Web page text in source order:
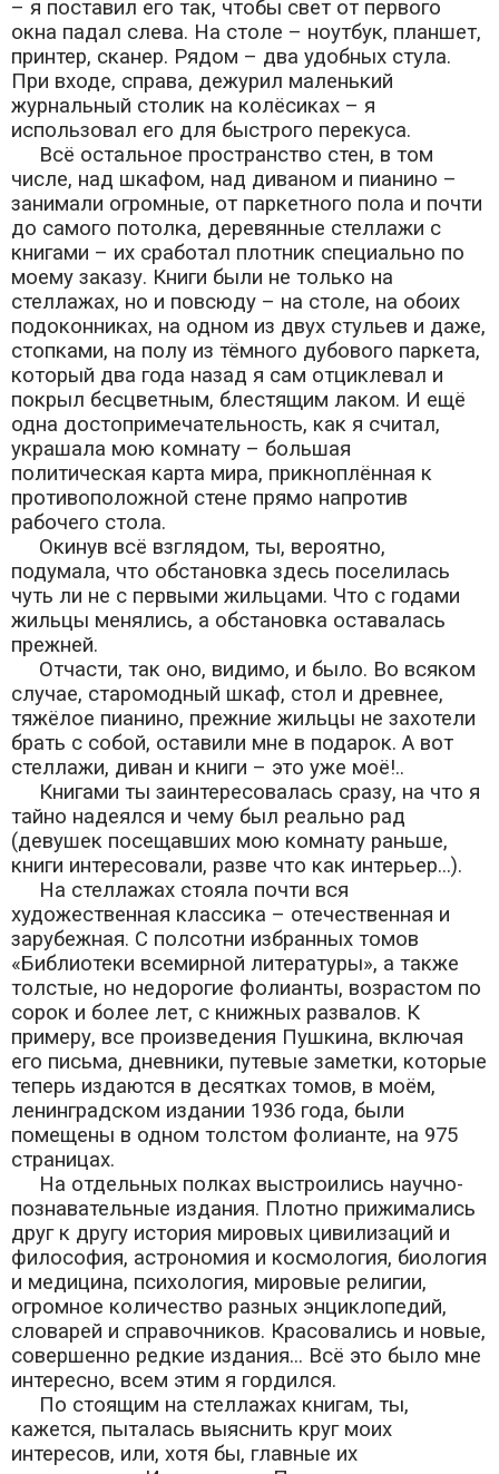
– я поставил его так, чтобы свет от первого
окна падал слева. На столе – ноутбук, планшет,
принтер, сканер. Рядом – два удобных стула.
При входе, справа, дежурил маленький
журнальный столик на колёсиках – я
использовал его для быстрого перекуса.
Всё остальное пространство стен, в том
числе, над шкафом, над диваном и пианино –
занимали огромные, от паркетного пола и почти
до самого потолка, деревянные стеллажи с
книгами – их сработал плотник специально по
моему заказу. Книги были не только на
стеллажах, но и повсюду – на столе, на обоих
подоконниках, на одном из двух стульев и даже,
стопками, на полу из тёмного дубового паркета,
который два года назад я сам отциклевал и
покрыл бесцветным, блестящим лаком. И ещё
одна достопримечательность, как я считал,
украшала мою комнату – большая
политическая карта мира, прикноплённая к
противоположной стене прямо напротив
рабочего стола.
Окинув всё взглядом, ты, вероятно,
подумала, что обстановка здесь поселилась
чуть ли не с первыми жильцами. Что с годами
жильцы менялись, а обстановка оставалась
прежней.
Отчасти, так оно, видимо, и было. Во всяком
случае, старомодный шкаф, стол и древнее,
тяжёлое пианино, прежние жильцы не захотели
брать с собой, оставили мне в подарок. А вот
стеллажи, диван и книги – это уже моё!..
Книгами ты заинтересовалась сразу, на что я
тайно надеялся и чему был реально рад
(девушек посещавших мою комнату раньше,
книги интересовали, разве что как интерьер...).
На стеллажах стояла почти вся
художественная классика – отечественная и
зарубежная. С полсотни избранных томов
«Библиотеки всемирной литературы», а также
толстые, но недорогие фолианты, возрастом по
сорок и более лет, с книжных развалов. К
примеру, все произведения Пушкина, включая
его письма, дневники, путевые заметки, которые
теперь издаются в десятках томов, в моём,
ленинградском издании 1936 года, были
помещены в одном толстом фолианте, на 975
страницах.
На отдельных полках выстроились научно-
познавательные издания. Плотно прижимались
друг к другу история мировых цивилизаций и
философия, астрономия и космология, биология
и медицина, психология, мировые религии,
огромное количество разных энциклопедий,
словарей и справочников. Красовались и новые,
совершенно редкие издания... Всё это было мне
интересно, всем этим я гордился.
По стоящим на стеллажах книгам, ты,
кажется, пыталась выяснить круг моих
интересов, или, хотя бы, главные их